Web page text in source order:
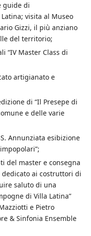
guide di
visita al Museo
Gizzi, il più anziano
del territorio;
“IV Master Class di
artigianato e
di “Il Presepe di
e delle varie
Annunziata esibizione
del master e consegna
dedicato ai costruttori di
saluto di una
di Villa Latina”
e Pietro
& Sinfonia Ensemble